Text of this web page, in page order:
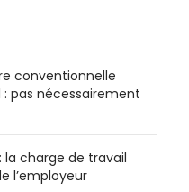
conventionnelle
pas nécessairement
la charge de travail
l’employeur